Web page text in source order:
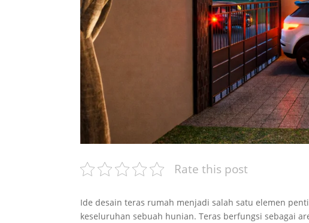
Rate this post
Ide desain teras rumah menjadi salah satu elemen
keseluruhan sebuah hunian. Teras berfungsi sebagai